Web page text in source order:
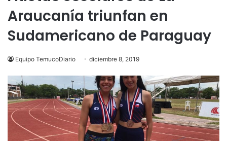
Araucanía triunfan en
Sudamericano de Paraguay
Equipo TemucoDiario diciembre 8, 2019